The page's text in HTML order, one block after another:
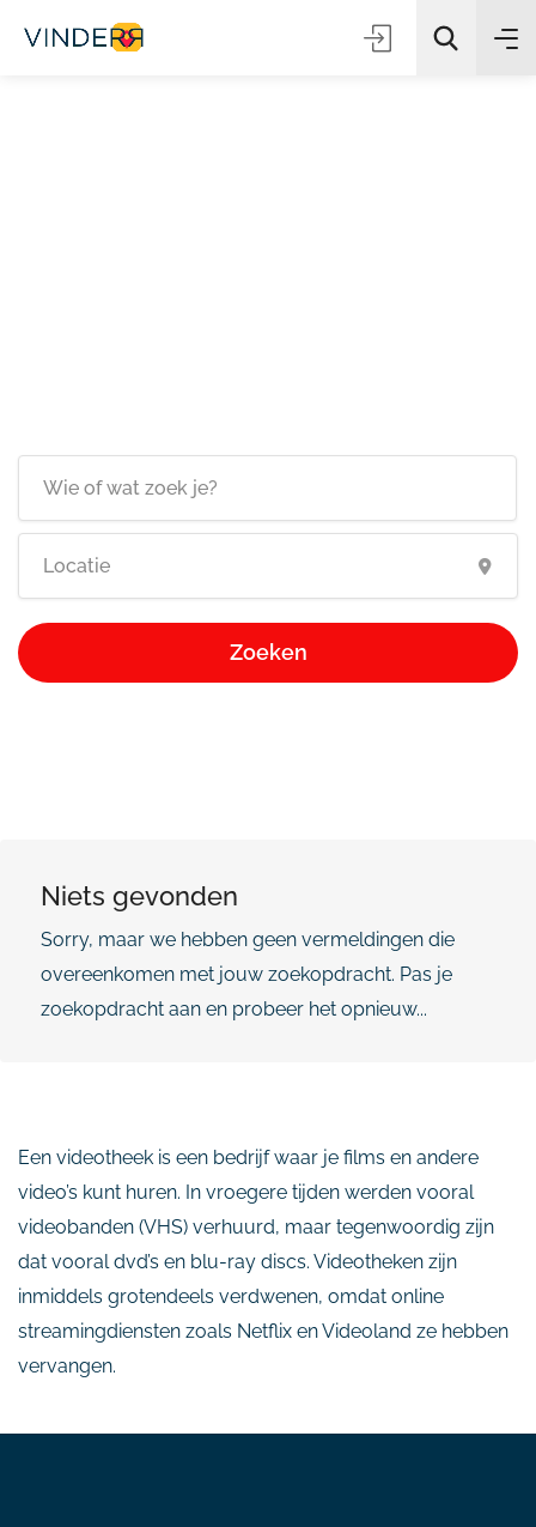
Zoeken
Niets gevonden
Sorry, maar we hebben geen vermeldingen die
overeenkomen met jouw zoekopdracht. Pas je
zoekopdracht aan en probeer het opnieuw...
Een videotheek is een bedrijf waar je films en andere
video’s kunt huren. In vroegere tijden werden vooral
videobanden (VHS) verhuurd, maar tegenwoordig zijn
dat vooral dvd’s en blu-ray discs. Videotheken zijn
inmiddels grotendeels verdwenen, omdat online
streamingdiensten zoals Netflix en Videoland ze hebben
vervangen.